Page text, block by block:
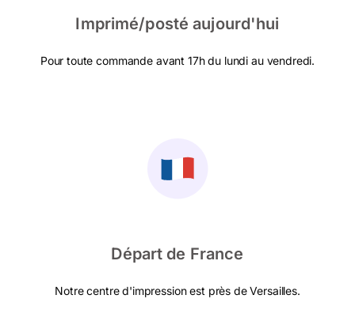
Imprimé/posté aujourd'hui
Pour toute commande avant 17h du lundi au vendredi.
Départ de France
Notre centre d'impression est près de Versailles.